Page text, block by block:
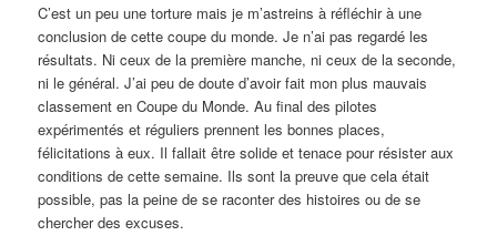
C’est un peu une torture mais je m’astreins à réfléchir à une
conclusion de cette coupe du monde. Je n’ai pas regardé les
résultats. Ni ceux de la première manche, ni ceux de la seconde,
ni le général. J’ai peu de doute d’avoir fait mon plus mauvais
classement en Coupe du Monde. Au final des pilotes
expérimentés et réguliers prennent les bonnes places,
félicitations à eux. Il fallait être solide et tenace pour résister aux
conditions de cette semaine. Ils sont la preuve que cela était
possible, pas la peine de se raconter des histoires ou de se
chercher des excuses.